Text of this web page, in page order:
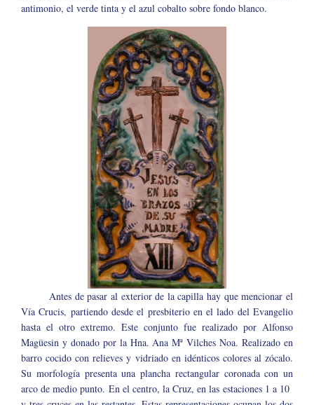
antimonio, el verde tinta y el azul cobalto sobre fondo blanco.
Antes de pasar al exterior de la capilla hay que mencionar el
Vía Crucis, partiendo desde el presbiterio en el lado del Evangelio
hasta el otro extremo. Este conjunto fue realizado por Alfonso
Magüesin y donado por la Hna. Ana Mª Vilches Noa. Realizado en
barro cocido con relieves y vidriado en idénticos colores al zócalo.
Su morfología presenta una plancha rectangular coronada con un
arco de medio punto. En el centro, la Cruz, en las estaciones 1 a 10